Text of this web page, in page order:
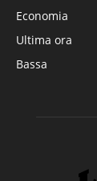
Economia
Ultima ora
Bassa